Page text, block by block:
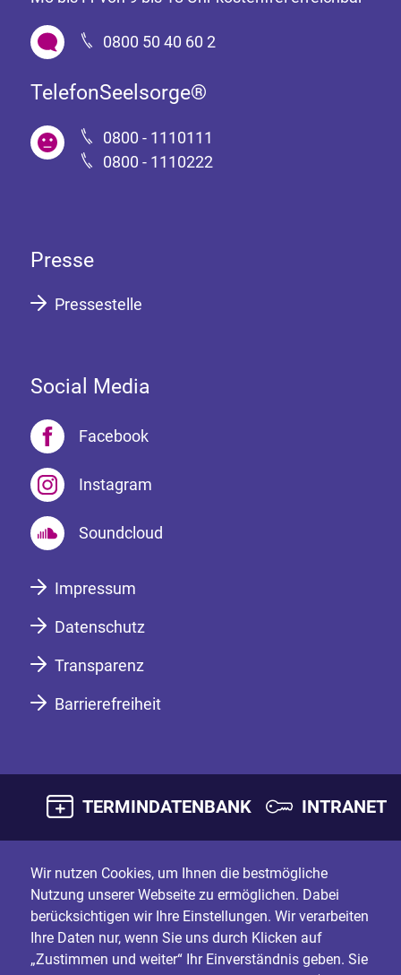
0800 50 40 60 2
TelefonSeelsorge®
0800 - 1110111
0800 - 1110222
Presse
Pressestelle
Social Media
Facebook
Instagram
Soundcloud
Impressum
Datenschutz
Transparenz
Barrierefreiheit
TERMINDATENBANK INTRANET
Wir nutzen Cookies, um Ihnen die bestmögliche
Nutzung unserer Webseite zu ermöglichen. Dabei
berücksichtigen wir Ihre Einstellungen. Wir verarbeiten
Ihre Daten nur, wenn Sie uns durch Klicken auf
„Zustimmen und weiter“ Ihr Einverständnis geben. Sie